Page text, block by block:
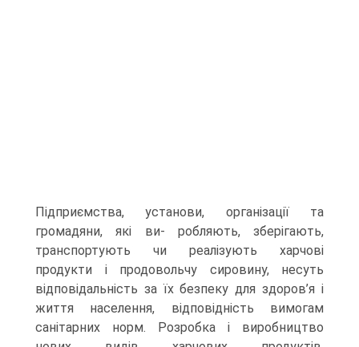
Підприємства, установи, організації та
громадяни, які ви- робляють, зберігають,
транспортують чи реалізують харчові
продукти і продовольчу сировину, несуть
відповідальність за їх безпеку для здоров’я і
життя населення, відповідність вимогам
санітарних норм. Розробка і виробництво